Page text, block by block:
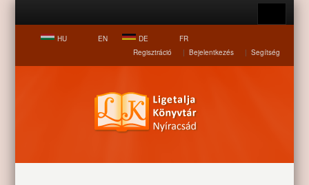
HU EN DE
FR
Regisztráció
| Bejelentkezés | Segítség